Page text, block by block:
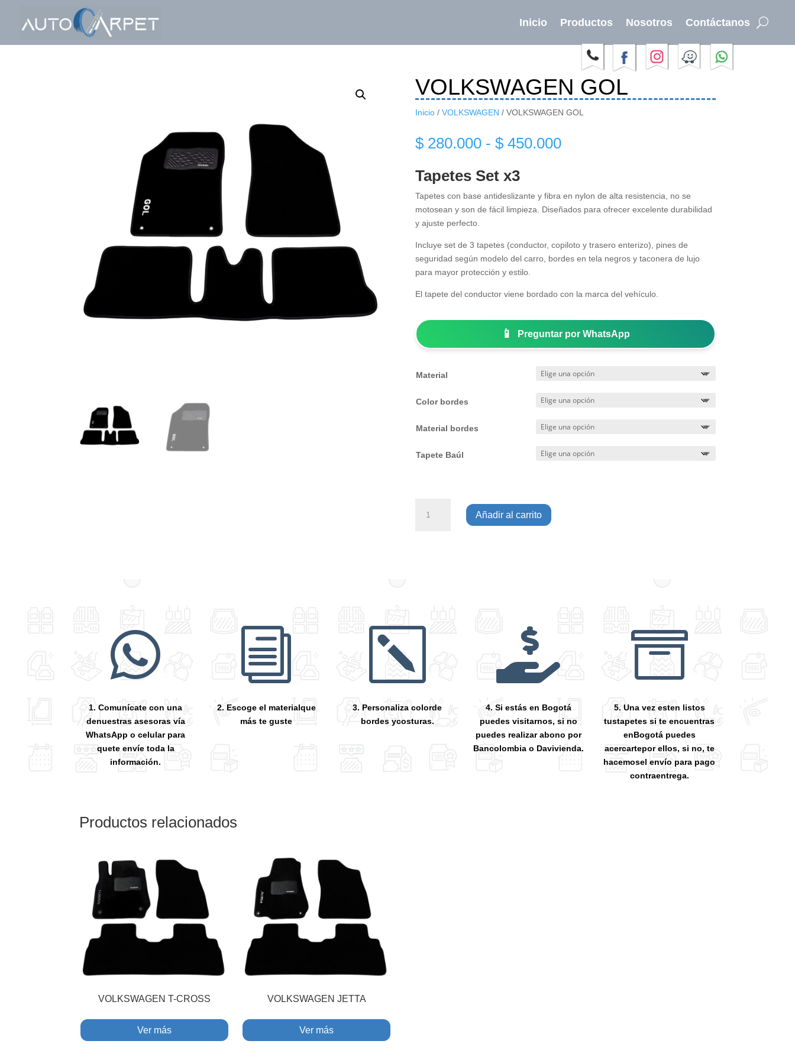
Inicio Productos Nosotros Contáctanos
VOLKSWAGEN GOL
Inicio/ VOLKSWAGEN / VOLKSWAGEN GOL
$280.000 - $450.000Rango
$ 280.000
hasta
Tapetes Set x3
Tapetes con base antideslizante y fibra en nylon de alta resistencia, no se
motosean y son de fácil limpieza. Diseñados para ofrecer excelente durabilidad
y ajuste perfecto.
Incluye set de 3 tapetes (conductor, copiloto y trasero enterizo), pines de
seguridad según modelo del carro, bordes en tela negros y taconera de lujo
para mayor protección y estilo.
El tapete del conductor viene bordado con la marca del vehículo.
📱 Preguntar por WhatsApp
Material
Color bordes
Material bordes
Tapete Baúl
VOLKSWAGEN
GOL
Añadir al carrito

1. Comunícate con una
denuestras asesoras vía
WhatsApp o celular para
quete envíe toda la
información.
i
2. Escoge el materialque
más te guste
k
3. Personaliza colorde
bordes ycosturas.

4. Si estás en Bogotá
puedes visitarnos, si no
puedes realizar abono por
Bancolombia o Davivienda.

5. Una vez esten listos
tustapetes si te encuentras
enBogotá puedes
acercartepor ellos, si no, te
hacemosel envío para pago
contraentrega.
Productos relacionados
VOLKSWAGEN T-CROSS
Ver más
VOLKSWAGEN JETTA
Ver más